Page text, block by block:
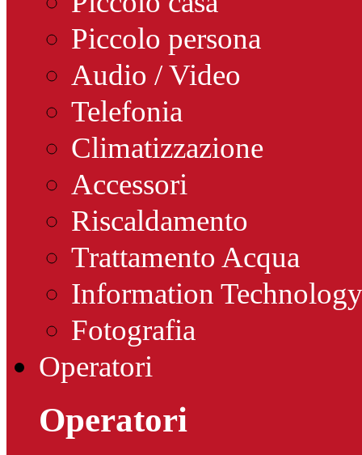
Piccolo persona
Audio / Video
Telefonia
Climatizzazione
Accessori
Riscaldamento
Trattamento Acqua
Information Technology
Fotografia
Operatori
Operatori